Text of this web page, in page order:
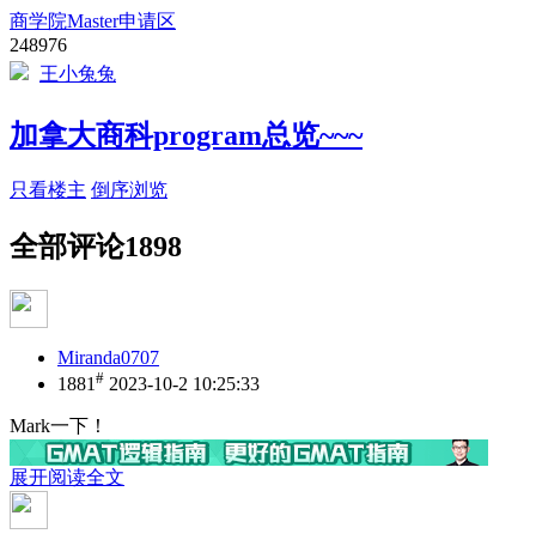
商学院Master申请区
248976
王小兔兔
加拿大商科program总览~~~
只看楼主 倒序浏览
全部评论1898
Miranda0707
1881 # 2023-10-2 10:25:33
Mark一下！
展开阅读全文